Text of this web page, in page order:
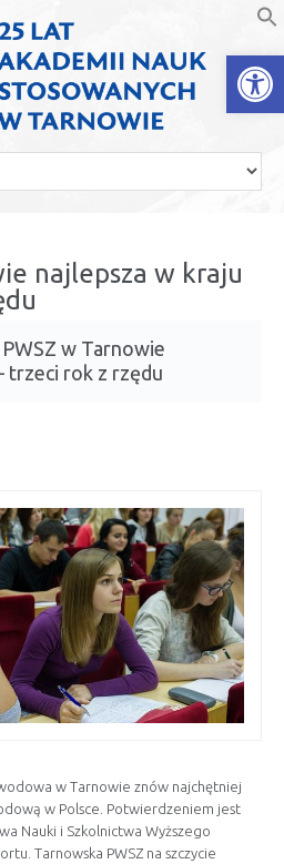
najlepsza w kraju
PWSZ w Tarnowie
trzeci rok z rzędu
w Tarnowie znów najchętniej
w Polsce. Potwierdzeniem jest
Nauki i Szkolnictwa Wyższego
Tarnowska PWSZ na szczycie